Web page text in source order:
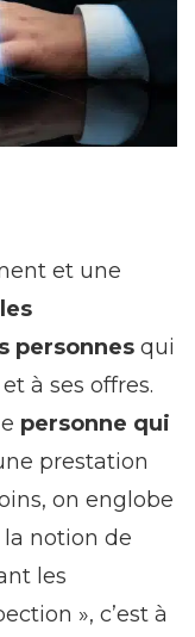
et une
les
personnes qui
à ses offres.
personne qui
prestation
on englobe
notion de
les
», c’est à